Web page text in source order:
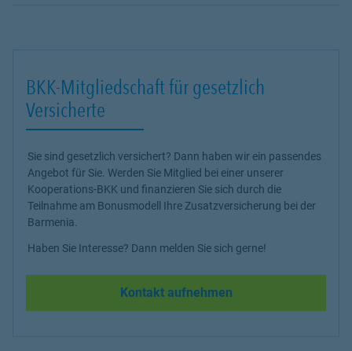
BKK-Mitgliedschaft für gesetzlich
Versicherte
Sie sind gesetzlich versichert? Dann haben wir ein passendes
Angebot für Sie. Werden Sie Mitglied bei einer unserer
Kooperations-BKK und finanzieren Sie sich durch die
Teilnahme am Bonusmodell Ihre Zusatzversicherung bei der
Barmenia.
Haben Sie Interesse? Dann melden Sie sich gerne!
Kontakt aufnehmen